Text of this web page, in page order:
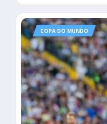
COPA DO MUNDO